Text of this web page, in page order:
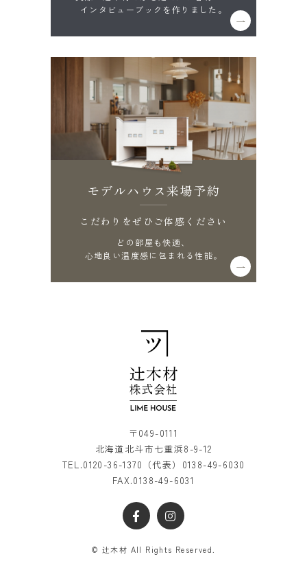
インタビューブックを作りました。
モデルハウス来場予約
こだわりをぜひご体感ください
どの部屋も快適、
心地良い温度感に包まれる性能。
〒049-0111
北海道北斗市七重浜8-9-12
TEL.0120-36-1370 （代表） 0138-49-6030
FAX.0138-49-6031
© 辻木材 All Rights Reserved.